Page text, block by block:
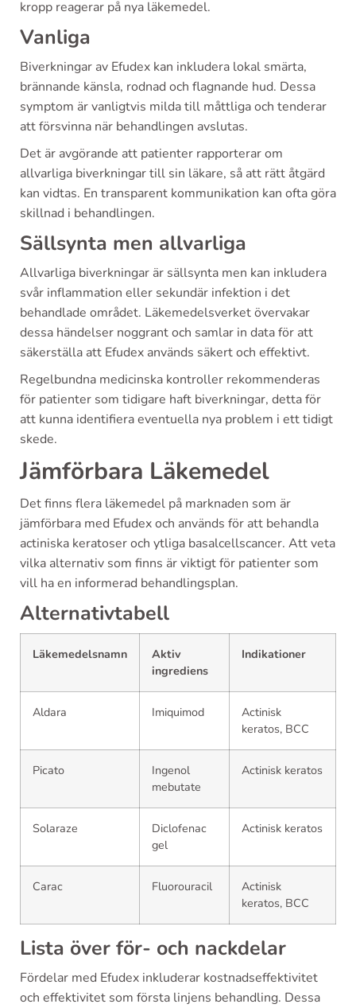
kropp reagerar på nya läkemedel.
Vanliga
Biverkningar av Efudex kan inkludera lokal smärta,
brännande känsla, rodnad och flagnande hud. Dessa
symptom är vanligtvis milda till måttliga och tenderar
att försvinna när behandlingen avslutas.
Det är avgörande att patienter rapporterar om
allvarliga biverkningar till sin läkare, så att rätt åtgärd
kan vidtas. En transparent kommunikation kan ofta göra
skillnad i behandlingen.
Sällsynta men allvarliga
Allvarliga biverkningar är sällsynta men kan inkludera
svår inflammation eller sekundär infektion i det
behandlade området. Läkemedelsverket övervakar
dessa händelser noggrant och samlar in data för att
säkerställa att Efudex används säkert och effektivt.
Regelbundna medicinska kontroller rekommenderas
för patienter som tidigare haft biverkningar, detta för
att kunna identifiera eventuella nya problem i ett tidigt
skede.
Jämförbara Läkemedel
Det finns flera läkemedel på marknaden som är
jämförbara med Efudex och används för att behandla
actiniska keratoser och ytliga basalcellscancer. Att veta
vilka alternativ som finns är viktigt för patienter som
vill ha en informerad behandlingsplan.
Alternativtabell
Läkemedelsnamn
Aktiv
ingrediens
Indikationer
Aldara Imiquimod
Actinisk
keratos, BCC
Picato
Ingenol
mebutate
Actinisk keratos
Solaraze
Diclofenac
gel
Actinisk keratos
Carac Fluorouracil
Actinisk
keratos, BCC
Lista över för- och nackdelar
Fördelar med Efudex inkluderar kostnadseffektivitet
och effektivitet som första linjens behandling. Dessa